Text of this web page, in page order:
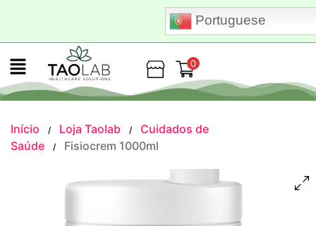
Portuguese
Loja
0
Início / Loja Taolab /
Cuidados de
Saúde
/ Fisiocrem 1000ml